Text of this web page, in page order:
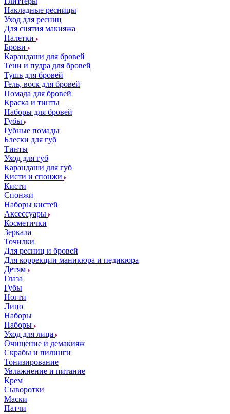
Накладные ресницы
Уход для ресниц
Для снятия макияжа
Палетки
Брови
Карандаши для бровей
Тени и пудра для бровей
Тушь для бровей
Гель, воск для бровей
Помада для бровей
Краска и тинты
Наборы для бровей
Губы
Губные помады
Блески для губ
Тинты
Уход для губ
Карандаши для губ
Кисти и спонжи
Кисти
Спонжи
Наборы кистей
Аксессуары
Косметички
Зеркала
Точилки
Для ресниц и бровей
Для коррекции маникюра и педикюра
Детям
Глаза
Губы
Ногти
Лицо
Наборы
Наборы
Уход для лица
Очищение и демакияж
Скрабы и пилинги
Тонизирование
Увлажнение и питание
Крем
Сыворотки
Маски
Патчи